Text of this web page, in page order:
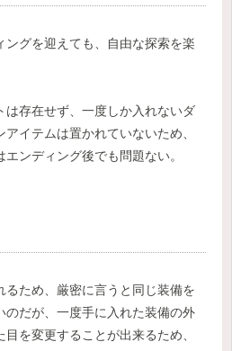
ングを迎えても、自由な探索を楽
は存在せず、一度しか入れないダ
イテムは置かれていないため、
ンディング後でも問題ない。
るため、厳密に言うと同じ装備を
のだが、一度手に入れた装備の外
を変更することが出来るため、